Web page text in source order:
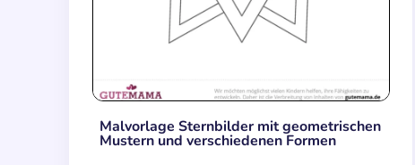
Malvorlage Sternbilder mit geometrischen
Mustern und verschiedenen Formen